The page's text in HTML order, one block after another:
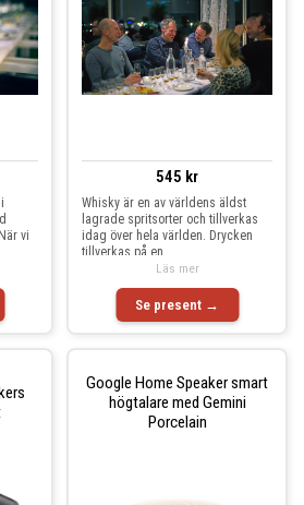
vi
545 kr
Whisky är en av världens äldst
lagrade spritsorter och tillverkas
idag över hela världen. Drycken
tillverkas på en
Se present →
Läs mer
Google Home Speaker smart
högtalare med Gemini
Porcelain